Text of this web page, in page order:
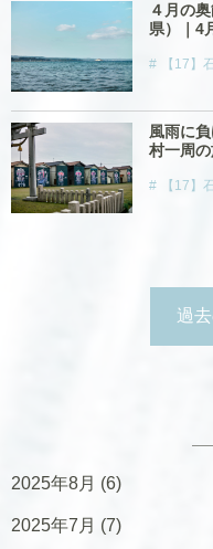
４月の
県）｜4
【17】
風雨に
村一周
【17】
過
2025年8月 (6)
2025年7月 (7)